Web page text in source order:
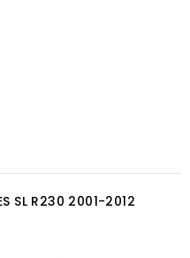
SL R230 2001-2012